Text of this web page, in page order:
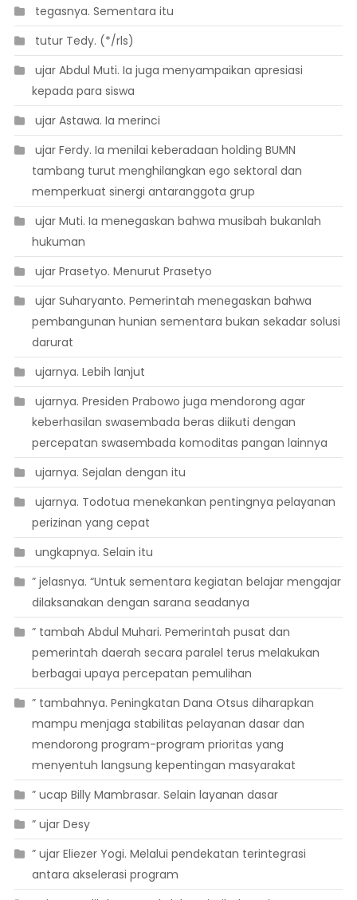
 tegasnya. Sementara itu
 tutur Tedy. (*/rls)
 ujar Abdul Muti. Ia juga menyampaikan apresiasi
kepada para siswa
 ujar Astawa. Ia merinci
 ujar Ferdy. Ia menilai keberadaan holding BUMN
tambang turut menghilangkan ego sektoral dan
memperkuat sinergi antaranggota grup
 ujar Muti. Ia menegaskan bahwa musibah bukanlah
hukuman
 ujar Prasetyo. Menurut Prasetyo
 ujar Suharyanto. Pemerintah menegaskan bahwa
pembangunan hunian sementara bukan sekadar solusi
darurat
 ujarnya. Lebih lanjut
 ujarnya. Presiden Prabowo juga mendorong agar
keberhasilan swasembada beras diikuti dengan
percepatan swasembada komoditas pangan lainnya
 ujarnya. Sejalan dengan itu
 ujarnya. Todotua menekankan pentingnya pelayanan
perizinan yang cepat
 ungkapnya. Selain itu
” jelasnya. “Untuk sementara kegiatan belajar mengajar
dilaksanakan dengan sarana seadanya
” tambah Abdul Muhari. Pemerintah pusat dan
pemerintah daerah secara paralel terus melakukan
berbagai upaya percepatan pemulihan
” tambahnya. Peningkatan Dana Otsus diharapkan
mampu menjaga stabilitas pelayanan dasar dan
mendorong program-program prioritas yang
menyentuh langsung kepentingan masyarakat
” ucap Billy Mambrasar. Selain layanan dasar
” ujar Desy
” ujar Eliezer Yogi. Melalui pendekatan terintegrasi
antara akselerasi program